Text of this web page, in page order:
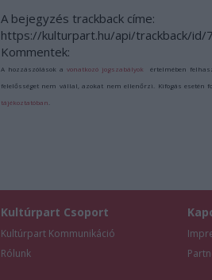
A bejegyzés trackback címe:
https://kulturpart.hu/api/trackback/id/
Kommentek:
A hozzászólások avonatkozó jogszabályok értelmében
felelősséget nem vállal, azokat nem ellenőrzi. Kifogás esetén
tájékoztatóban
Kultúrpart Csoport
Kultúrpart Kommunikáció
Rólunk